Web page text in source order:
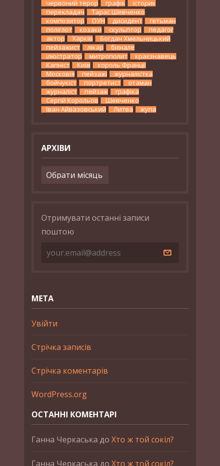
червоний терор
графік
історик
перекладач
Тарас Шевченко
композитор
ОУН дисидент
гетьман
поліглот
козаки скульптор
педагог
актор
Харків
Богдан Хмельницький
пейзажист
лікар
бієнале
ілюстратор
митрополит
краєзнавець
Капніст
Київ
король Франції
Московія
пейзажі
журналістка
бойчукіст
портретист
отаман
журналіст
пейзаж
графіка
Сергій Корольов
Шевченко
Іван Айвазовський
Литва жупа
АРХІВИ
Архіви
Отримувати останні записи
поштою
МЕТА
Увійти
Стрічка записів
Стрічка коментарів
WordPress.org
ОСТАННІ КОМЕНТАРІ
Ганна Черкаська до Хто ж той сокіл?
Ганна Черкаська до Хто ж той сокіл?